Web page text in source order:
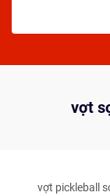
vợt
vợt pickleball